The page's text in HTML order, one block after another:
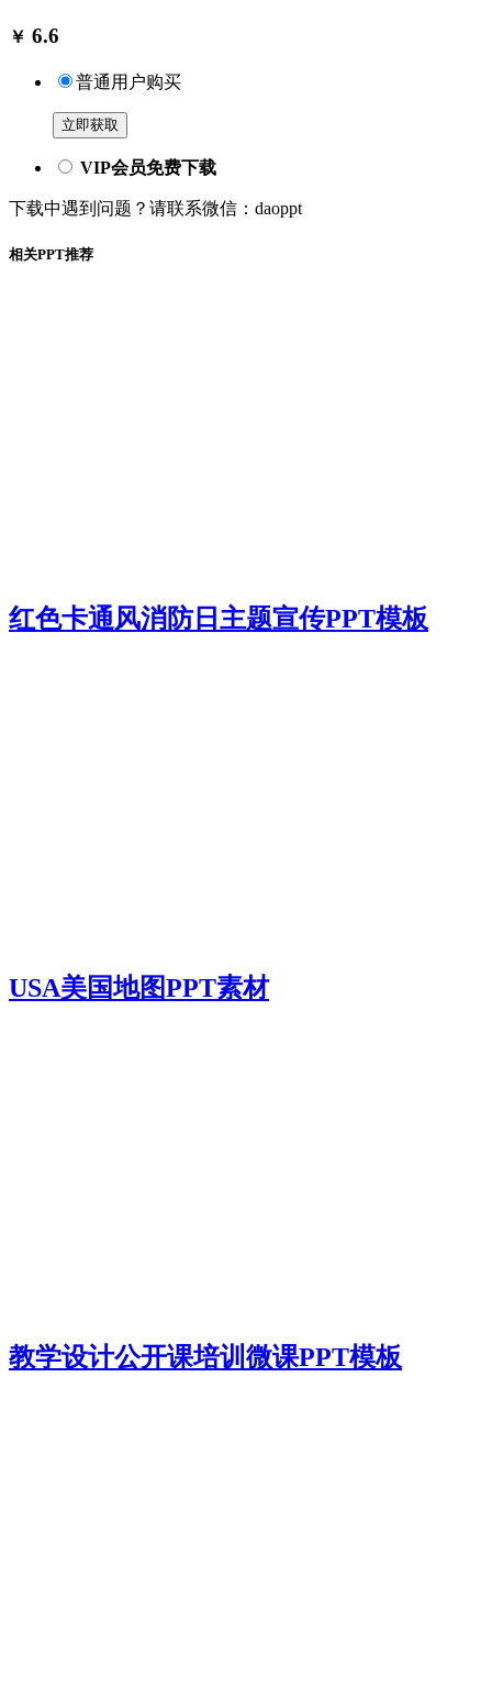
￥ 6.6
普通用户购买
立即获取
VIP会员免费下载
下载中遇到问题？请联系微信：daoppt
相关PPT推荐
红色卡通风消防日主题宣传PPT模板
USA美国地图PPT素材
教学设计公开课培训微课PPT模板